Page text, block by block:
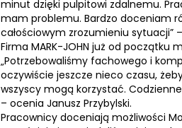
minut dzięki pulpitowi zdalnemu.
mam problemu. Bardzo doceniam
całościowym zrozumieniu
Firma MARK-JOHN już od początku
„Potrzebowaliśmy fachowego i
oczywiście jeszcze nieco czasu,
wszyscy mogą korzystać.
– ocenia Janusz Przybylski.
Pracownicy doceniają możliwości